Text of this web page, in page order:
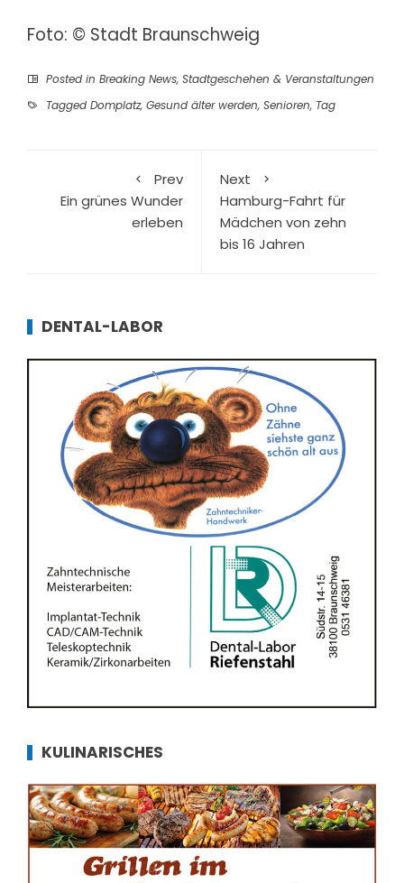
Foto: © Stadt Braunschweig
Posted in Breaking News, Stadtgeschehen & Veranstaltungen
Tagged Domplatz, Gesund älter werden, Senioren, Tag
Prev
Ein grünes Wunder
erleben
Next
Hamburg-Fahrt für
Mädchen von zehn
bis 16 Jahren
DENTAL-LABOR
KULINARISCHES